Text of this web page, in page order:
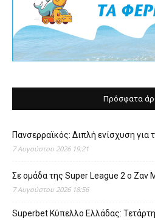
Πρόσφατα
Πανσερραϊκός: Διπλή ενίσχυση για
7 Αυγούστου 2026 19:21
Σε ομάδα της Super League 2 o Ζαν
7 Αυγούστου 2026 18:56
Superbet Κύπελλο Ελλάδας: